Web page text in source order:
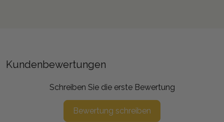
Kundenbewertungen
Schreiben Sie die erste Bewertung
Bewertung schreiben